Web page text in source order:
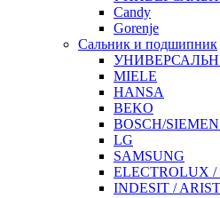
Candy
Gorenje
Сальник и подшипник
MIELE
HANSA
BEKO
BOSCH/
LG
SAMSUNG
ELECTROLUX /
INDESIT /